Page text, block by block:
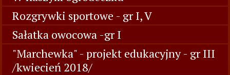
Rozgrywki sportowe - gr I, V
Sałatka owocowa -gr I
"Marchewka" - projekt edukacyjny - gr III
/kwiecień 2018/